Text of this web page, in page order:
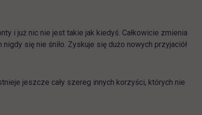
i już nic nie jest takie jak kiedyś. Całkowicie zmienia
się nie śniło. Zyskuje się dużo nowych przyjaciół
jeszcze cały szereg innych korzyści, których nie